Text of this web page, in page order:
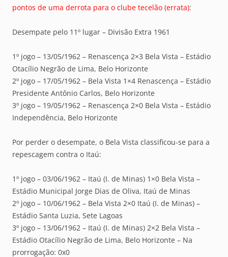
pontos de uma derrota para o clube tecelão (errata):
Desempate pelo 11º lugar – Divisão Extra 1961
1º jogo – 13/05/1962 – Renascença 2×3 Bela Vista – Estádio
Otacílio Negrão de Lima, Belo Horizonte
2º jogo – 17/05/1962 – Bela Vista 1×4 Renascença – Estádio
Presidente Antônio Carlos, Belo Horizonte
3º jogo – 19/05/1962 – Renascença 2×0 Bela Vista – Estádio
Independência, Belo Horizonte
Por perder o desempate, o Bela Vista classificou-se para a
repescagem contra o Itaú:
1º jogo – 03/06/1962 – Itaú (I. de Minas) 1×0 Bela Vista –
Estádio Municipal Jorge Dias de Oliva, Itaú de Minas
2º jogo – 10/06/1962 – Bela Vista 2×0 Itaú (I. de Minas) –
Estádio Santa Luzia, Sete Lagoas
3º jogo – 13/06/1962 – Itaú (I. de Minas) 2×2 Bela Vista –
Estádio Otacílio Negrão de Lima, Belo Horizonte – Na
prorrogação: 0x0